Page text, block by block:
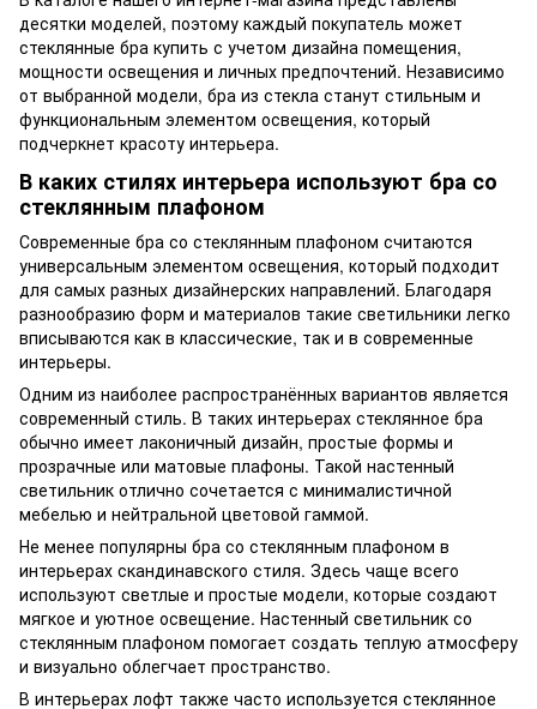
десятки моделей, поэтому каждый покупатель может
стеклянные бра купить с учетом дизайна помещения,
мощности освещения и личных предпочтений. Независимо
от выбранной модели, бра из стекла станут стильным и
функциональным элементом освещения, который
подчеркнет красоту интерьера.
В каких стилях интерьера используют бра со
стеклянным плафоном
Современные бра со стеклянным плафоном считаются
универсальным элементом освещения, который подходит
для самых разных дизайнерских направлений. Благодаря
разнообразию форм и материалов такие светильники легко
вписываются как в классические, так и в современные
интерьеры.
Одним из наиболее распространённых вариантов является
современный стиль. В таких интерьерах стеклянное бра
обычно имеет лаконичный дизайн, простые формы и
прозрачные или матовые плафоны. Такой настенный
светильник отлично сочетается с минималистичной
мебелью и нейтральной цветовой гаммой.
Не менее популярны бра со стеклянным плафоном в
интерьерах скандинавского стиля. Здесь чаще всего
используют светлые и простые модели, которые создают
мягкое и уютное освещение. Настенный светильник со
стеклянным плафоном помогает создать теплую атмосферу
и визуально облегчает пространство.
В интерьерах лофт также часто используется стеклянное